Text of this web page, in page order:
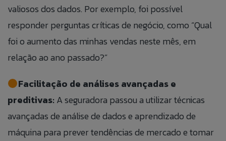
valiosos dos dados. Por exemplo, foi possível
responder perguntas críticas de negócio, como “Qual
foi o aumento das minhas vendas neste mês, em
relação ao ano passado?”
Facilitação de análises avançadas e
preditivas: A seguradora passou a utilizar técnicas
avançadas de análise de dados e aprendizado de
máquina para prever tendências de mercado e tomar